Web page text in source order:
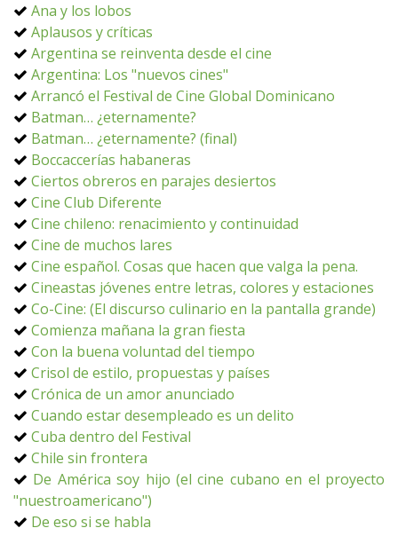
Ana y los lobos
Aplausos y críticas
Argentina se reinventa desde el cine
Argentina: Los "nuevos cines"
Arrancó el Festival de Cine Global Dominicano
Batman… ¿eternamente?
Batman… ¿eternamente? (final)
Boccaccerías habaneras
Ciertos obreros en parajes desiertos
Cine Club Diferente
Cine chileno: renacimiento y continuidad
Cine de muchos lares
Cine español. Cosas que hacen que valga la pena.
Cineastas jóvenes entre letras, colores y estaciones
Co-Cine: (El discurso culinario en la pantalla grande)
Comienza mañana la gran fiesta
Con la buena voluntad del tiempo
Crisol de estilo, propuestas y países
Crónica de un amor anunciado
Cuando estar desempleado es un delito
Cuba dentro del Festival
Chile sin frontera
De América soy hijo (el cine cubano en el proyecto
"nuestroamericano")
De eso si se habla